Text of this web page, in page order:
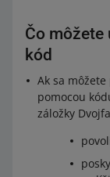
Čo môžete
kód
Ak sa
pomocou
záložky